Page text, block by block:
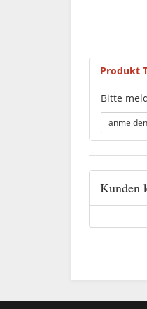
Produkt
Bitte
Kunden